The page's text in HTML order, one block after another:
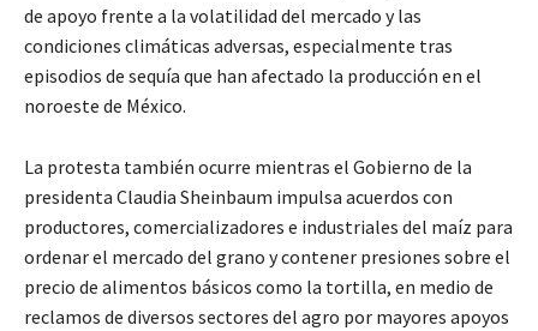
de apoyo frente a la volatilidad del mercado y las
condiciones climáticas adversas, especialmente tras
episodios de sequía que han afectado la producción en el
noroeste de México.
La protesta también ocurre mientras el Gobierno de la
presidenta Claudia Sheinbaum impulsa acuerdos con
productores, comercializadores e industriales del maíz para
ordenar el mercado del grano y contener presiones sobre el
precio de alimentos básicos como la tortilla, en medio de
reclamos de diversos sectores del agro por mayores apoyos